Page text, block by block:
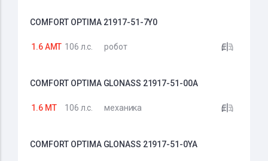
COMFORT OPTIMA 21917-51-7Y0
1.6 AMT 106 л.с. робот
COMFORT OPTIMA GLONASS 21917-51-00A
1.6 MT 106 л.с. механика
COMFORT OPTIMA GLONASS 21917-51-0YA